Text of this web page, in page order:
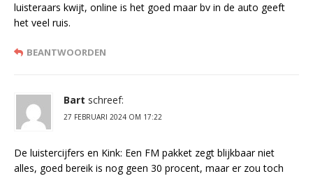
luisteraars kwijt, online is het goed maar bv in de auto geeft
het veel ruis.
BEANTWOORDEN
Bart schreef:
27 FEBRUARI 2024 OM 17:22
De luistercijfers en Kink: Een FM pakket zegt blijkbaar niet
alles, goed bereik is nog geen 30 procent, maar er zou toch